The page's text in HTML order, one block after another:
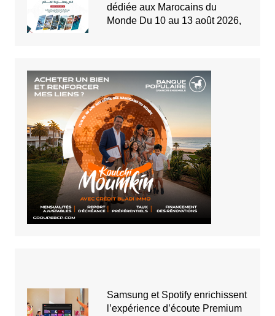
dédiée aux Marocains du
Monde Du 10 au 13 août 2026,
Samsung et Spotify enrichissent
l’expérience d’écoute Premium